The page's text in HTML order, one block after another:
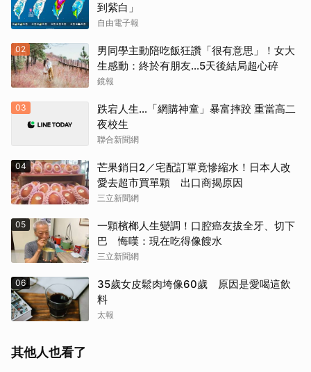
到紫白」
自由電子報
02
男同學主動陪吃飯狂讚「很有意思」！女大
生感動：終於有朋友…5天後結局超心碎
鏡報
03
跌宕人生…「網購神童」暴富摔跤 重當高二
夜校生
聯合新聞網
04
芒果銷日2／宅配訂單竟慘縮水！日本人改
愛去超市買單顆 出口商揭原因
三立新聞網
05
一顆檳榔人生變調！口腔癌友拔全牙、切下
巴 悔嘆：現在吃得像餿水
三立新聞網
06
35歲女皮鬆肉垮像60歲 原因是愛喝這飲
料
太報
其他人也看了